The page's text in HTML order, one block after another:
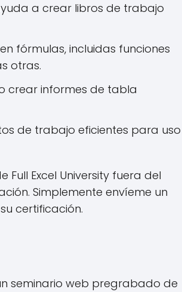
a crear libros de trabajo
fórmulas, incluidas funciones
otras.
crear informes de tabla
de trabajo eficientes para uso
Excel University fuera del
Simplemente envíeme un
certificación.
seminario web pregrabado de